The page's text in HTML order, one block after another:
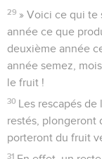
29 » Voici ce qui te
année ce que
deuxième année
année semez,
le fruit !
30 Les rescapés
restés, plongeront
porteront du fruit
31